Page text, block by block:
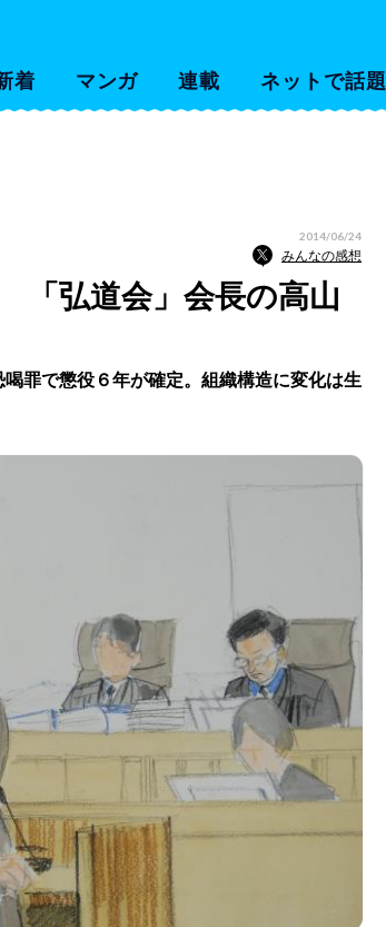
着 マンガ 連載 ネットで話題
2014/06/24
みんなの感想
「弘道会」会長の高山
罪で懲役６年が確定。組織構造に変化は生